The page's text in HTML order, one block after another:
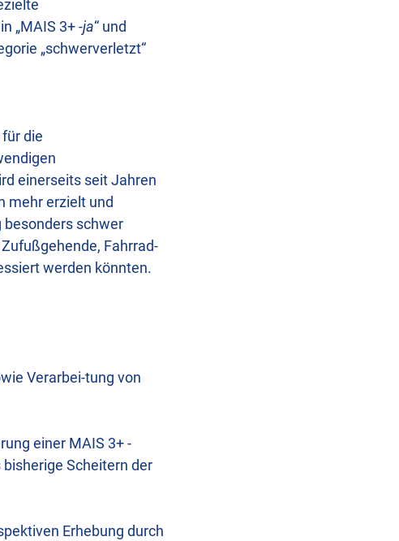
„MAIS 3+-ja“ und
„schwerverletzt“
die
einerseits seit Jahren
mehr erzielt und
besonders schwer
Fahrrad-
werden könnten.
Verarbei-tung von
einer MAIS 3+ -
Scheitern der
Erhebung durch